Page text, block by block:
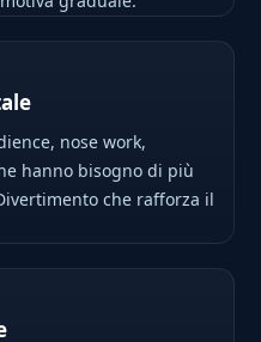
nose work,
hanno bisogno di più
che rafforza il